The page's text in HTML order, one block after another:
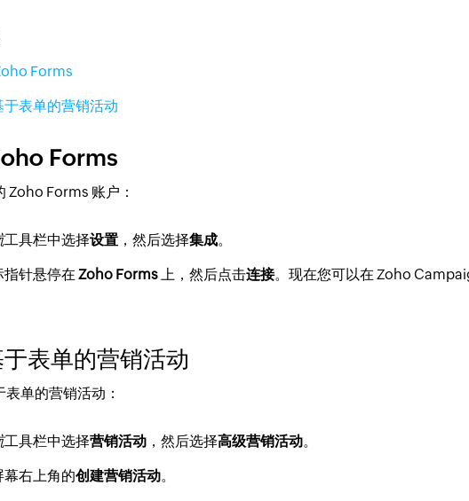
Forms
于表单的营销活动
Forms
Zoho Forms 账户：
工具栏中选择设置 ，然后选择集成。
指针悬停在Zoho Forms上，然后点击连接。现在您可以在 Zoho
表单的营销活动
单的营销活动：
工具栏中选择营销活动 ，然后选择高级营销活动。
幕右上角的创建营销活动。